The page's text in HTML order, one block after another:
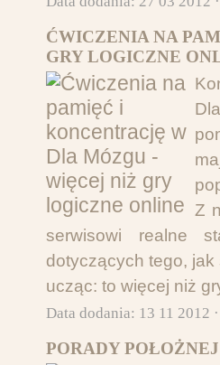
ĆWICZENIA NA
GRY LOGICZNE
Z
serwisowi realne
dotyczących tego,
ucząc: to więcej niż
Data dodania: 13 11 2012
PORADY